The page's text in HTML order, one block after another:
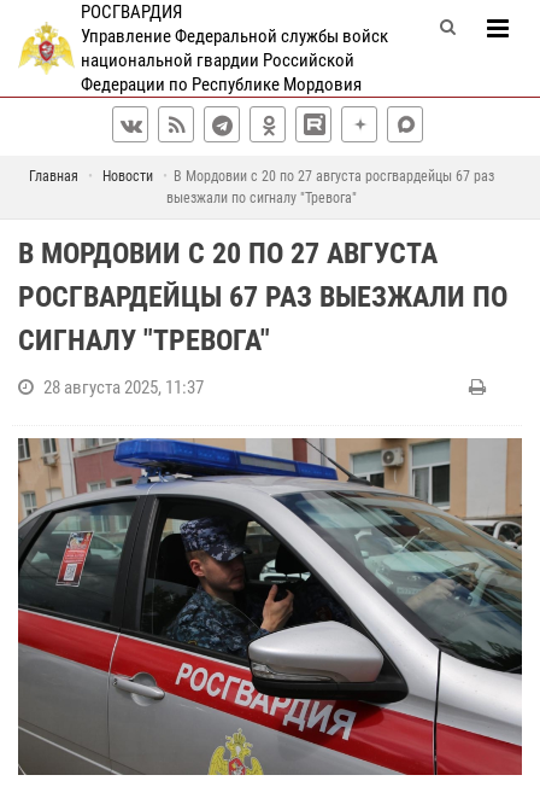
РОСГВАРДИЯ
Управление Федеральной службы войск
национальной гвардии Российской
Федерации по Республике Мордовия
Главная Новости
В Мордовии с 20 по 27 августа росгвардейцы 67 раз
выезжали по сигналу "Тревога"
В МОРДОВИИ С 20 ПО 27 АВГУСТА
РОСГВАРДЕЙЦЫ 67 РАЗ ВЫЕЗЖАЛИ ПО
СИГНАЛУ "ТРЕВОГА"
28 августа 2025, 11:37